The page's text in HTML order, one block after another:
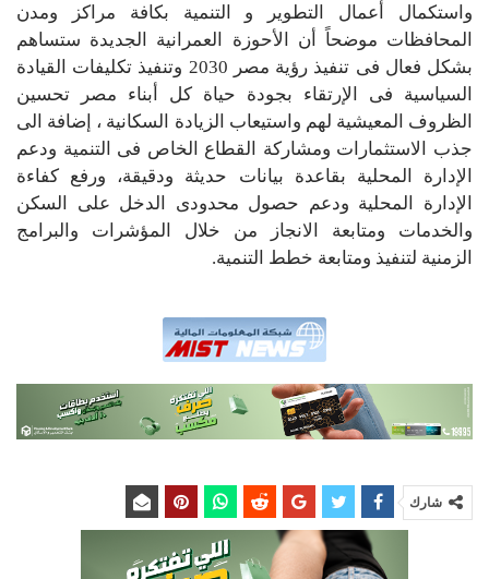
واستكمال أعمال التطوير و التنمية بكافة مراكز ومدن
المحافظات موضحاً أن الأحوزة العمرانية الجديدة ستساهم
بشكل فعال فى تنفيذ رؤية مصر 2030 وتنفيذ تكليفات القيادة
السياسية فى الإرتقاء بجودة حياة كل أبناء مصر تحسين
الظروف المعيشية لهم واستيعاب الزيادة السكانية ، إضافة الى
جذب الاستثمارات ومشاركة القطاع الخاص فى التنمية ودعم
الإدارة المحلية بقاعدة بيانات حديثة ودقيقة، ورفع كفاءة
الإدارة المحلية ودعم حصول محدودى الدخل على السكن
والخدمات ومتابعة الانجاز من خلال المؤشرات والبرامج
الزمنية لتنفيذ ومتابعة خطط التنمية.
شارك